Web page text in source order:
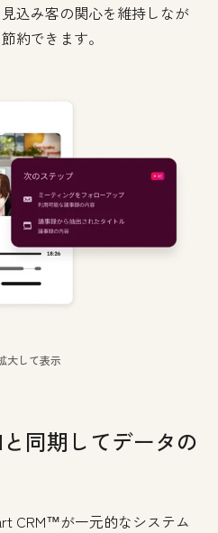
込み客の関心を維持しなが
約できます。
大して表示
同期してデータの
CRM™が一元的なシステム